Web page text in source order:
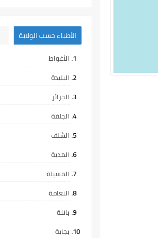
الأطباء حسب الولاية
الأغواط
البليدة
الجزائر
الجلفة
الشلف
المدية
المسيلة
النعامة
باتنة
بجاية